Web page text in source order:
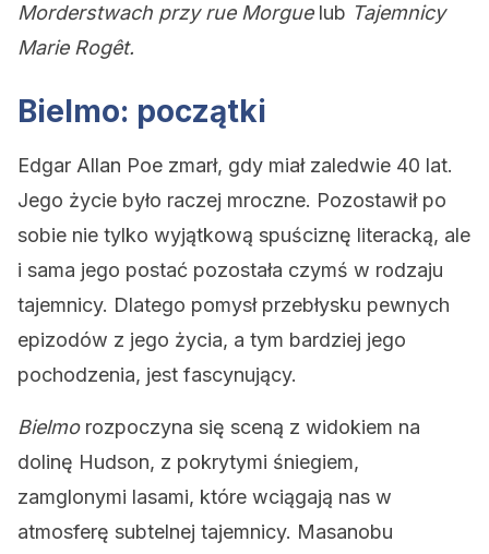
Morderstwach przy rue Morguelub Tajemnicy
Marie Rogêt.
Bielmo: początki
Edgar Allan Poe zmarł, gdy miał zaledwie 40 lat.
Jego życie było raczej mroczne. Pozostawił po
sobie nie tylko wyjątkową spuściznę literacką, ale
i sama jego postać pozostała czymś w rodzaju
tajemnicy. Dlatego pomysł przebłysku pewnych
epizodów z jego życia, a tym bardziej jego
pochodzenia, jest fascynujący.
Bielmorozpoczyna się sceną z widokiem na
dolinę Hudson, z pokrytymi śniegiem,
zamglonymi lasami, które wciągają nas w
atmosferę subtelnej tajemnicy. Masanobu